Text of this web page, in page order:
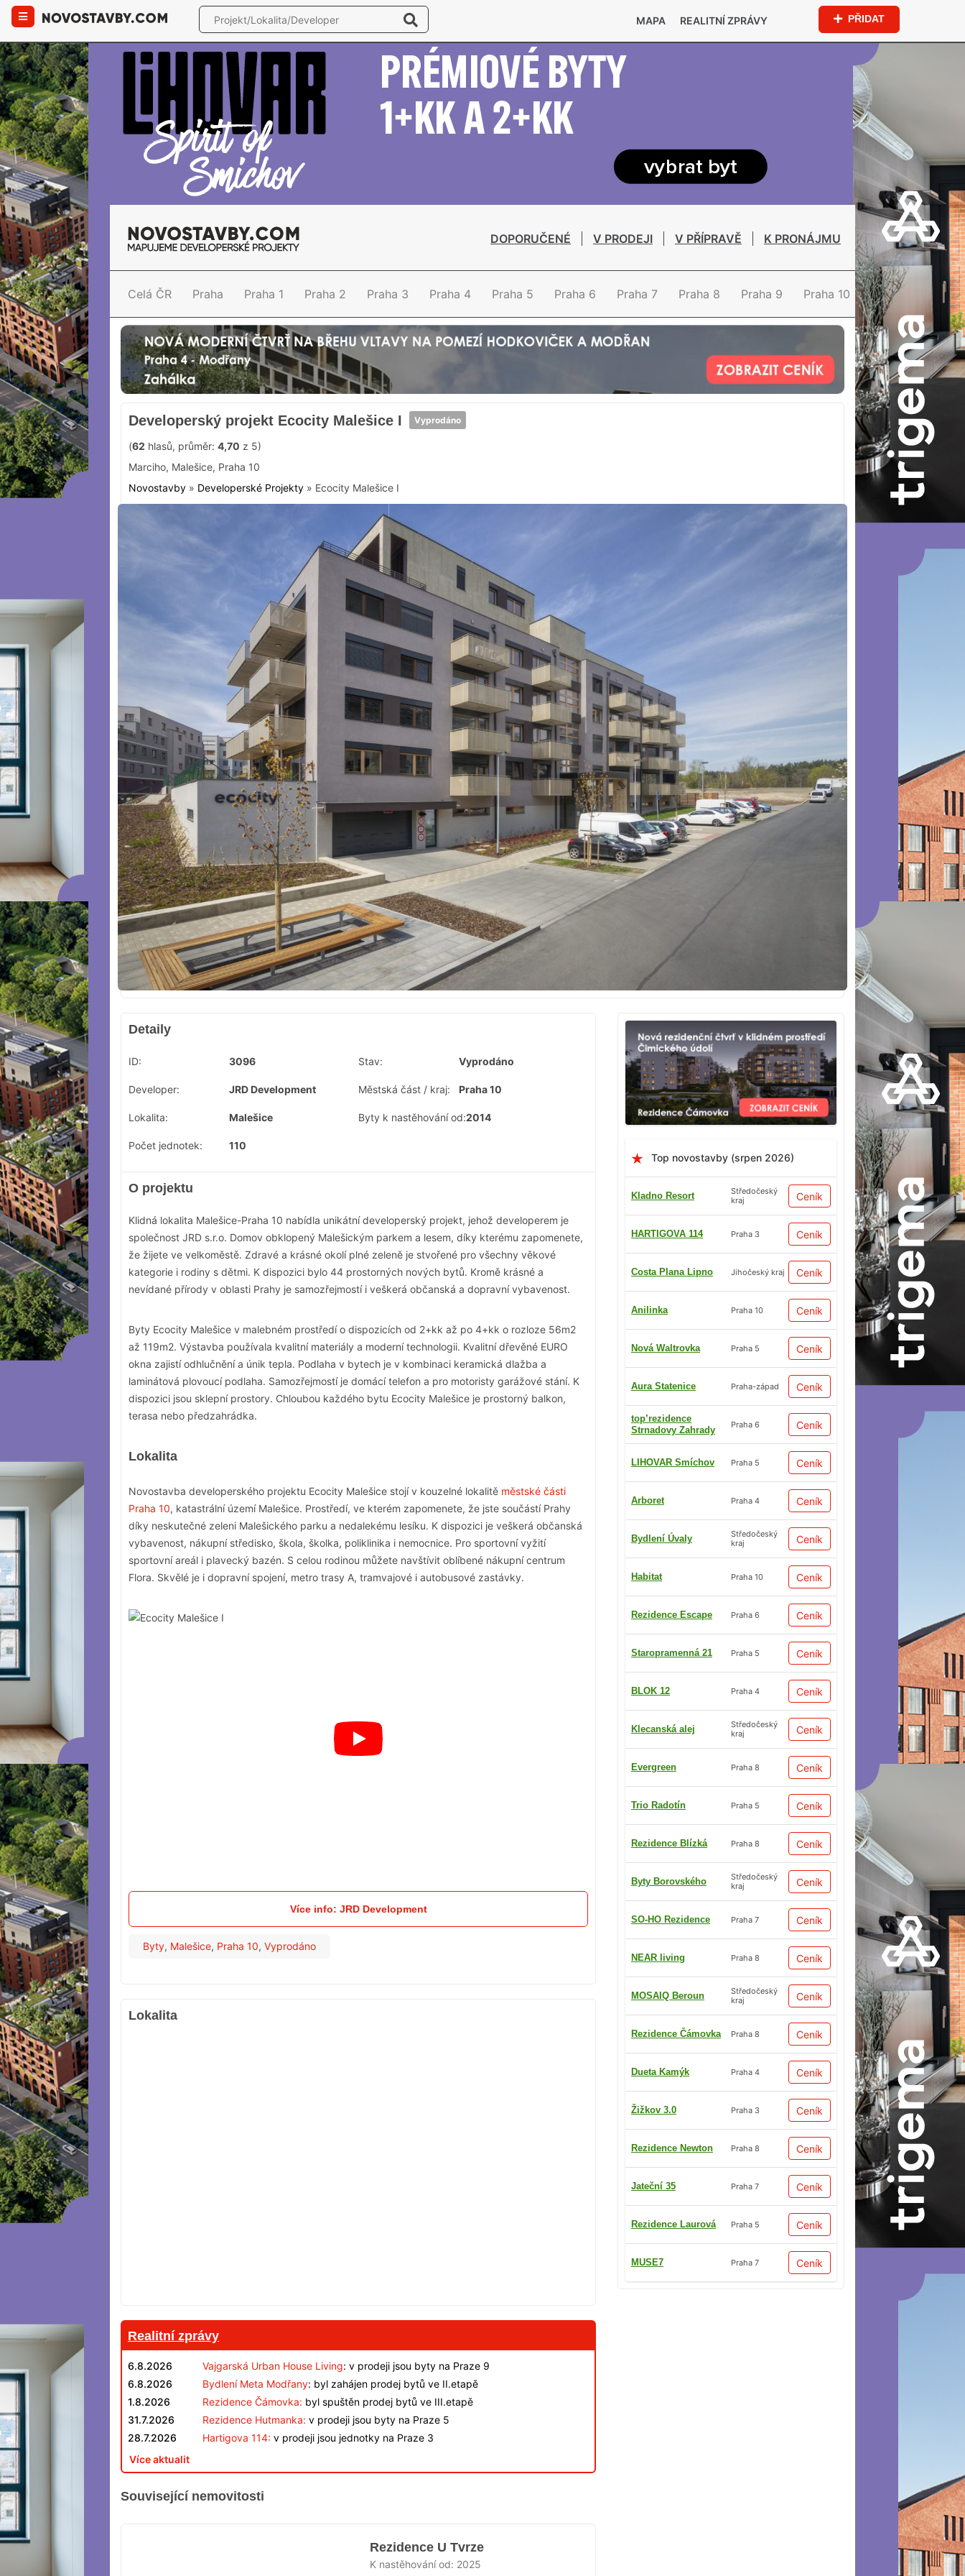
MAPA REALITNÍ ZPRÁVY PŘIDAT
DOPORUČENÉ V PRODEJI V PŘÍPRAVĚ K PRONÁJMU
Celá ČR Praha Praha 1 Praha 2 Praha 3 Praha 4 Praha 5 Praha 6 Praha 7 Praha 8 Praha 9 Praha 10
Developerský projekt Ecocity Malešice I Vyprodáno
(62 hlasů, průměr: 4,70 z 5)
Marciho, Malešice, Praha 10
Novostavby » Developerské Projekty » Ecocity Malešice I
Top novostavby (srpen 2026)
Kladno Resort
Středočeský
kraj
Ceník
HARTIGOVA 114 Praha 3 Ceník
Costa Plana Lipno Jihočeský kraj Ceník
Anilinka Praha 10 Ceník
Nová Waltrovka Praha 5 Ceník
Aura Statenice Praha-západ Ceník
top’rezidence
Strnadovy Zahrady
Praha 6 Ceník
LIHOVAR Smíchov Praha 5 Ceník
Arboret Praha 4 Ceník
Bydlení Úvaly
Středočeský
kraj
Ceník
Habitat Praha 10 Ceník
Rezidence Escape Praha 6 Ceník
Staropramenná 21 Praha 5 Ceník
BLOK 12 Praha 4 Ceník
Klecanská alej
Středočeský
kraj
Ceník
Evergreen Praha 8 Ceník
Trio Radotín Praha 5 Ceník
Rezidence Blízká Praha 8 Ceník
Byty Borovského
Středočeský
kraj
Ceník
SO-HO Rezidence Praha 7 Ceník
NEAR living Praha 8 Ceník
MOSAIQ Beroun
Středočeský
kraj
Ceník
Rezidence Čámovka Praha 8 Ceník
Dueta Kamýk Praha 4 Ceník
Žižkov 3.0 Praha 3 Ceník
Rezidence Newton Praha 8 Ceník
Jateční 35 Praha 7 Ceník
Rezidence Laurová Praha 5 Ceník
MUSE7 Praha 7 Ceník
Detaily
ID: 3096 Stav: Vyprodáno
Developer: JRD Development Městská část / kraj: Praha 10
Lokalita: Malešice Byty k nastěhování od:2014
Počet jednotek: 110
O projektu
Klidná lokalita Malešice-Praha 10 nabídla unikátní developerský projekt, jehož developerem je
společnost JRD s.r.o. Domov obklopený Malešickým parkem a lesem, díky kterému zapomenete,
že žijete ve velkoměstě. Zdravé a krásné okolí plné zeleně je stvořené pro všechny věkové
kategorie i rodiny s dětmi. K dispozici bylo 44 prostorných nových bytů. Kromě krásné a
nevídané přírody v oblasti Prahy je samozřejmostí i veškerá občanská a dopravní vybavenost.
Byty Ecocity Malešice v malebném prostředí o dispozicích od 2+kk až po 4+kk o rozloze 56m2
až 119m2. Výstavba používala kvalitní materiály a moderní technologii. Kvalitní dřevěné EURO
okna zajistí odhlučnění a únik tepla. Podlaha v bytech je v kombinaci keramická dlažba a
laminátová plovoucí podlaha. Samozřejmostí je domácí telefon a pro motoristy garážové stání. K
dispozici jsou sklepní prostory. Chloubou každého bytu Ecocity Malešice je prostorný balkon,
terasa nebo předzahrádka.
Lokalita
Novostavba developerského projektu Ecocity Malešice stojí v kouzelné lokalitě městské části
Praha 10, katastrální území Malešice. Prostředí, ve kterém zapomenete, že jste součástí Prahy
díky neskutečné zeleni Malešického parku a nedalekému lesíku. K dispozici je veškerá občanská
vybavenost, nákupní středisko, škola, školka, poliklinika i nemocnice. Pro sportovní vyžití
sportovní areál i plavecký bazén. S celou rodinou můžete navštívit oblíbené nákupní centrum
Flora. Skvělé je i dopravní spojení, metro trasy A, tramvajové i autobusové zastávky.
Více info: JRD Development
Byty, Malešice, Praha 10, Vyprodáno
Lokalita
Realitní zprávy
6.8.2026 Vajgarská Urban House Living: v prodeji jsou byty na Praze 9
6.8.2026
Bydlení Meta Modřany: byl zahájen prodej bytů ve II.etapě
1.8.2026
Rezidence Čámovka: byl spuštěn prodej bytů ve III.etapě
31.7.2026
Rezidence Hutmanka: v prodeji jsou byty na Praze 5
28.7.2026
Hartigova 114: v prodeji jsou jednotky na Praze 3
Více aktualit
Související nemovitosti
Rezidence U Tvrze
K nastěhování od: 2025